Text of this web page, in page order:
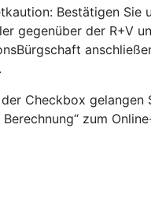
Bestätigen Sie
gegenüber der R+V
Checkbox gelangen
zum